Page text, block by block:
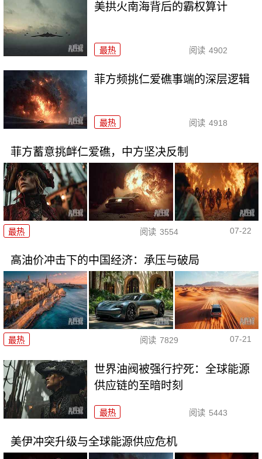
美拱火南海背后的霸权算计
最热 阅读 4902
菲方频挑仁爱礁事端的深层逻辑
最热 阅读 4918
菲方蓄意挑衅仁爱礁，中方坚决反制
最热 阅读 3554 07-22
高油价冲击下的中国经济：承压与破局
最热 阅读 7829 07-21
世界油阀被强行拧死：全球能源
供应链的至暗时刻
最热 阅读 5443
美伊冲突升级与全球能源供应危机